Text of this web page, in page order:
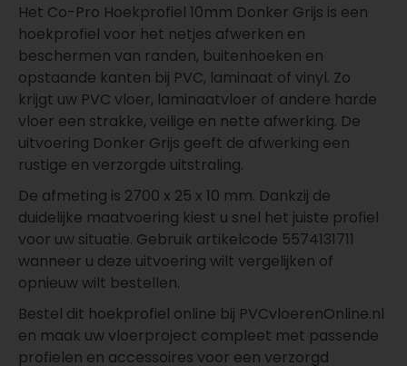
Het Co-Pro Hoekprofiel 10mm Donker Grijs is een
hoekprofiel voor het netjes afwerken en
beschermen van randen, buitenhoeken en
opstaande kanten bij PVC, laminaat of vinyl. Zo
krijgt uw PVC vloer, laminaatvloer of andere harde
vloer een strakke, veilige en nette afwerking. De
uitvoering Donker Grijs geeft de afwerking een
rustige en verzorgde uitstraling.
De afmeting is 2700 x 25 x 10 mm. Dankzij de
duidelijke maatvoering kiest u snel het juiste profiel
voor uw situatie. Gebruik artikelcode 5574131711
wanneer u deze uitvoering wilt vergelijken of
opnieuw wilt bestellen.
Bestel dit hoekprofiel online bij PVCvloerenOnline.nl
en maak uw vloerproject compleet met passende
profielen en accessoires voor een verzorgd